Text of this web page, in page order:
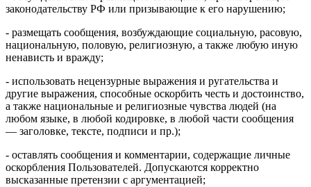
законодательству РФ или призывающие к его нарушению;
- размещать сообщения, возбуждающие социальную, расовую,
национальную, половую, религиозную, а также любую иную
ненависть и вражду;
- использовать нецензурные выражения и ругательства и
другие выражения, способные оскорбить честь и достоинство,
а также национальные и религиозные чувства людей (на
любом языке, в любой кодировке, в любой части сообщения
— заголовке, тексте, подписи и пр.);
- оставлять сообщения и комментарии, содержащие личные
оскорбления Пользователей. Допускаются корректно
высказанные претензии с аргументацией;